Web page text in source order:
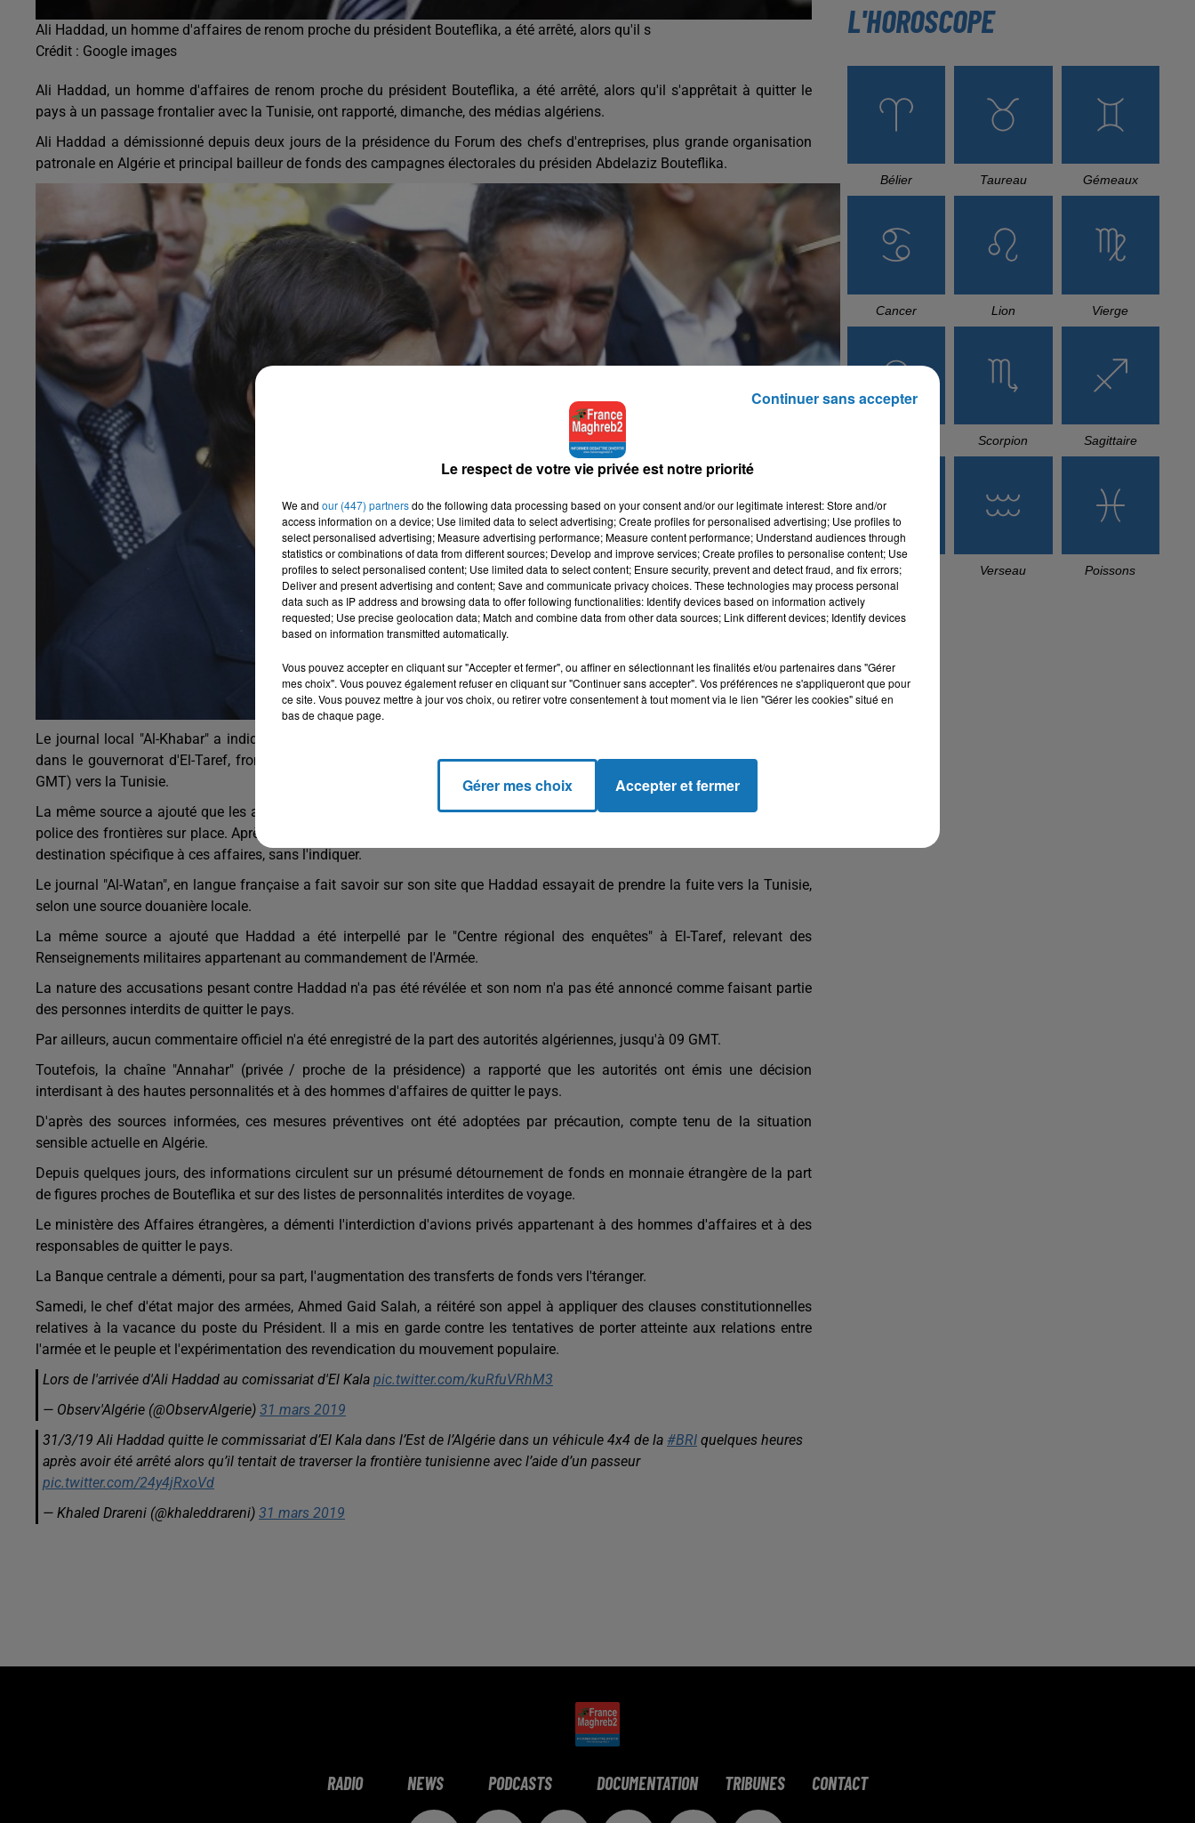
Ali Haddad, un homme d'affaires de renom proche du président Bouteflika, a été arrêté, alors qu'il s
Crédit : Google images
Ali Haddad, un homme d'affaires de renom proche du président Bouteflika, a été arrêté, alors qu'il s'apprêtait à quitter le
pays à un passage frontalier avec la Tunisie, ont rapporté, dimanche, des médias algériens.
Ali Haddad a démissionné depuis deux jours de la présidence du Forum des chefs d'entreprises, plus grande organisation
patronale en Algérie et principal bailleur de fonds des campagnes électorales du présiden Abdelaziz Bouteflika.
Le journal local "Al-Khabar" a indiqué, citant des sources de la police des frontières du passage frontalier "Oum Touboul",
dans le gouvernorat d'El-Taref, frontalier, que Haddad a été arrêté, alors qu'il essayait de traverser, dimanche à 03h (02h
GMT) vers la Tunisie.
La même source a ajouté que les agents de douane ont reconnu l'identité de Haddad et l'ont transféré immédiatement à la
police des frontières sur place. Après une demi-heure, une unité spéciale (sans la citer) l'a pris en charge et l'a conduit à une
destination spécifique à ces affaires, sans l'indiquer.
Le journal "Al-Watan", en langue française a fait savoir sur son site que Haddad essayait de prendre la fuite vers la Tunisie,
selon une source douanière locale.
La même source a ajouté que Haddad a été interpellé par le "Centre régional des enquêtes" à El-Taref, relevant des
Renseignements militaires appartenant au commandement de l'Armée.
La nature des accusations pesant contre Haddad n'a pas été révélée et son nom n'a pas été annoncé comme faisant partie
des personnes interdits de quitter le pays.
Par ailleurs, aucun commentaire officiel n'a été enregistré de la part des autorités algériennes, jusqu'à 09 GMT.
Toutefois, la chaîne "Annahar" (privée / proche de la présidence) a rapporté que les autorités ont émis une décision
interdisant à des hautes personnalités et à des hommes d'affaires de quitter le pays.
D'après des sources informées, ces mesures préventives ont été adoptées par précaution, compte tenu de la situation
sensible actuelle en Algérie.
Depuis quelques jours, des informations circulent sur un présumé détournement de fonds en monnaie étrangère de la part
de figures proches de Bouteflika et sur des listes de personnalités interdites de voyage.
Le ministère des Affaires étrangères, a démenti l'interdiction d'avions privés appartenant à des hommes d'affaires et à des
responsables de quitter le pays.
La Banque centrale a démenti, pour sa part, l'augmentation des transferts de fonds vers l'téranger.
Samedi, le chef d'état major des armées, Ahmed Gaid Salah, a réitéré son appel à appliquer des clauses constitutionnelles
relatives à la vacance du poste du Président. Il a mis en garde contre les tentatives de porter atteinte aux relations entre
l'armée et le peuple et l'expérimentation des revendication du mouvement populaire.
Lors de l'arrivée d'Ali Haddad au comissariat d'El Kala pic.twitter.com/kuRfuVRhM3
— Observ'Algérie (@ObservAlgerie) 31 mars 2019
31/3/19 Ali Haddad quitte le commissariat d’El Kala dans l’Est de l’Algérie dans un véhicule 4x4 de la #BRI quelques heures
après avoir été arrêté alors qu’il tentait de traverser la frontière tunisienne avec l’aide d’un passeur
pic.twitter.com/24y4jRxoVd
— Khaled Drareni (@khaleddrareni) 31 mars 2019
cérémonial, confirmations et
démonstrations
Couscous de saison : marché local et
cuisine du Maghreb
TITRES DIFFUSÉS
SANFARA
Ostra
ANAS, ABDOU
GAMBETTA
Djazaïria
L'HOROSCOPE
RADIO NEWS PODCASTS DOCUMENTATION TRIBUNES CONTACT
Le respect de votre vie privée est notre priorité
We and our (447) partnersdo the following data processing based on your consent and/or our legitimate interest: Store and/or
access information on a device; Use limited data to select advertising; Create profiles for personalised advertising; Use profiles to
select personalised advertising; Measure advertising performance; Measure content performance; Understand audiences through
statistics or combinations of data from different sources; Develop and improve services; Create profiles to personalise content; Use
profiles to select personalised content; Use limited data to select content; Ensure security, prevent and detect fraud, and fix errors;
Deliver and present advertising and content; Save and communicate privacy choices. These technologies may process personal
data such as IP address and browsing data to offer following functionalities: Identify devices based on information actively
requested; Use precise geolocation data; Match and combine data from other data sources; Link different devices; Identify devices
based on information transmitted automatically.
Vous pouvez accepter en cliquant sur "Accepter et fermer", ou affiner en sélectionnant les finalités et/ou partenaires dans "Gérer
mes choix". Vous pouvez également refuser en cliquant sur "Continuer sans accepter". Vos préférences ne s'appliqueront que pour
ce site. Vous pouvez mettre à jour vos choix, ou retirer votre consentement à tout moment via le lien "Gérer les cookies" situé en
bas de chaque page.
Gérer mes choix Accepter et fermer
Continuer sans accepter